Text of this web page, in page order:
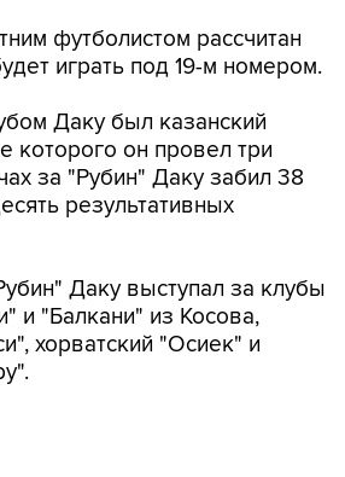
футболистом рассчитан
играть под 19-м номером.
Даку был казанский
которого он провел три
за "Рубин" Даку забил 38
результативных
Даку выступал за клубы
и "Балкани" из Косова,
хорватский "Осиек" и